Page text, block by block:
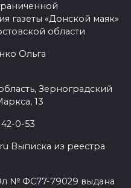
газеты «Донской маяк»
области
Ольга
Зерноградский
13
0-53
Выписка из реестра
№ ФС77-79029 выдана